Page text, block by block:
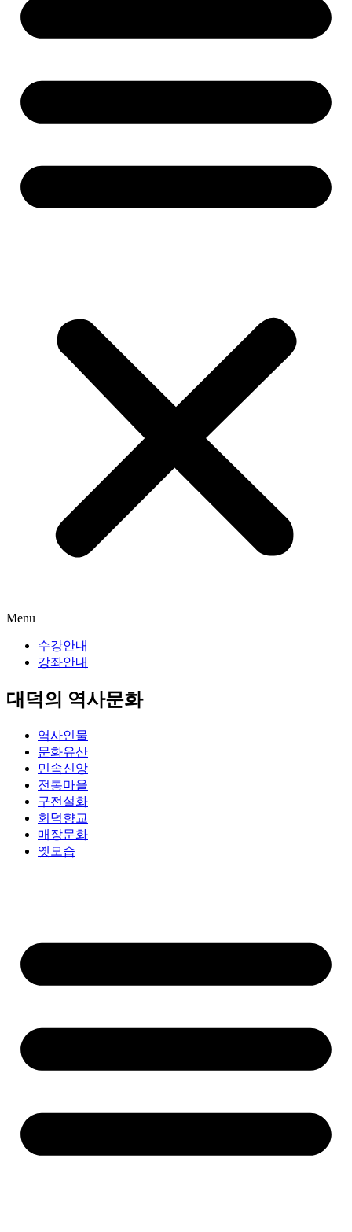
Menu
수강안내
강좌안내
대덕의 역사문화
역사인물
문화유산
민속신앙
전통마을
구전설화
회덕향교
매장문화
옛모습